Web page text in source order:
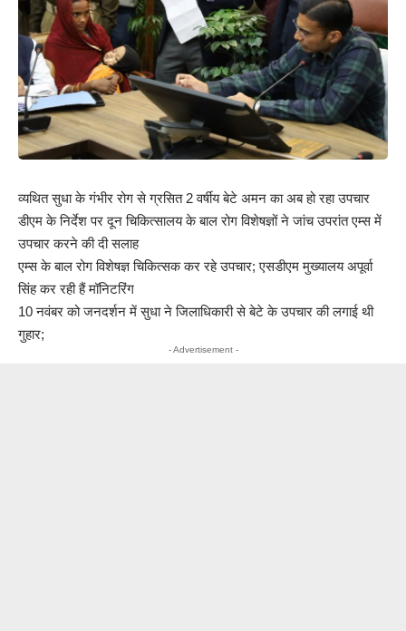
व्यथित सुधा के गंभीर रोग से ग्रसित 2 वर्षीय बेटे अमन का अब हो रहा उपचार
डीएम के निर्देश पर दून चिकित्सालय के बाल रोग विशेषज्ञों ने जांच उपरांत एम्स में
उपचार करने की दी सलाह
एम्स के बाल रोग विशेषज्ञ चिकित्सक कर रहे उपचार; एसडीएम मुख्यालय अपूर्वा
सिंह कर रही हैं मॉनिटरिंग
10 नवंबर को जनदर्शन में सुधा ने जिलाधिकारी से बेटे के उपचार की लगाई थी
गुहार;
- Advertisement -